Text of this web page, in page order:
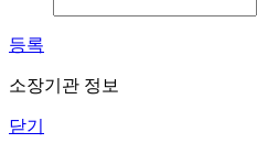
등록
소장기관 정보
닫기